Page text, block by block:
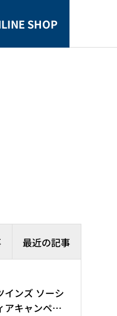
SHOP
最近の記事
インズ ソーシ
アキャンペー
のライフスタ
クロワッサ
載情報